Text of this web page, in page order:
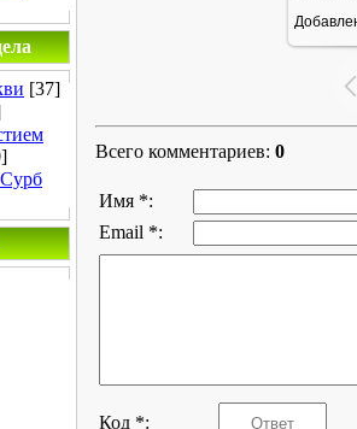
[37]
Всего комментариев: 0
Имя *:
Email *:
Код *: